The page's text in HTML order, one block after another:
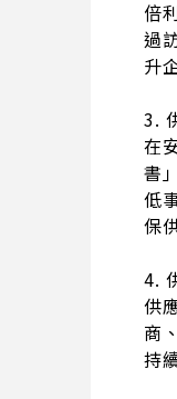
倍
過
升
3.
在
書
低
保
4.
供
商
持